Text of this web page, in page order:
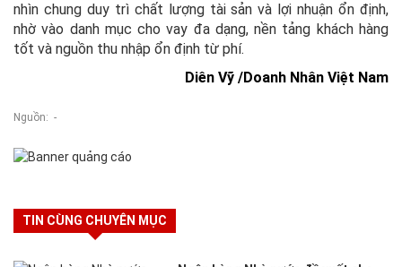
nhìn chung duy trì chất lượng tài sản và lợi nhuận ổn định,
nhờ vào danh mục cho vay đa dạng, nền tảng khách hàng
tốt và nguồn thu nhập ổn định từ phí.
Diên Vỹ /Doanh Nhân Việt Nam
Nguồn: -
TIN CÙNG CHUYÊN MỤC